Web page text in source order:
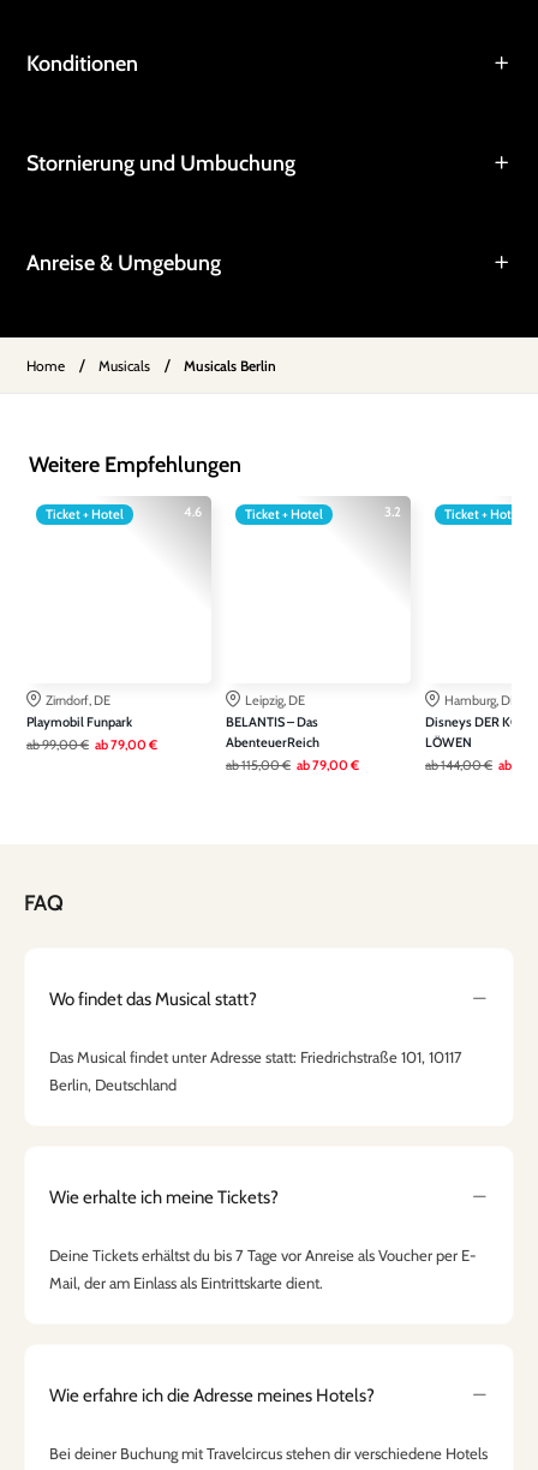
Konditionen
Stornierung und Umbuchung
Anreise & Umgebung
Home / Musicals / Musicals Berlin
Weitere Empfehlungen
4.6
Ticket + Hotel
Zirndorf, DE
Playmobil Funpark
ab99,00 € ab79,00 €
3.2
Ticket + Hotel
Leipzig, DE
BELANTIS – Das
AbenteuerReich
ab115,00 € ab79,00 €
Ticket + Hotel
Hamburg, DE
Disneys DER
LÖWEN
ab144,00 € ab
FAQ
Wo findet das Musical statt?
Das Musical findet unter Adresse statt: Friedrichstraße 101, 10117
Berlin, Deutschland
Wie erhalte ich meine Tickets?
Deine Tickets erhältst du bis 7 Tage vor Anreise als Voucher per E-
Mail, der am Einlass als Eintrittskarte dient.
Wie erfahre ich die Adresse meines Hotels?
Bei deiner Buchung mit Travelcircus stehen dir verschiedene Hotels